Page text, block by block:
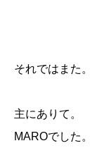
それではまた。
主にありて。
MAROでした。